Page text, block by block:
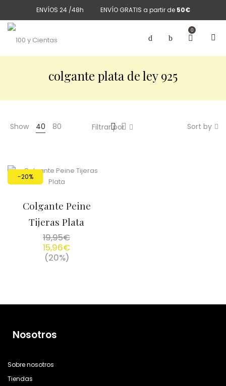
ENVÍOS 24 /48h ENVÍO GRATIS a partir de 50€
0
colgante plata de ley 925
Show 40 80 Sort by
Filtrar por
-20%
Colgante Peine
Tijeras Plata
19,95€
15,96€
(20%)
Nosotros
Sobre nosotros
Tiendas